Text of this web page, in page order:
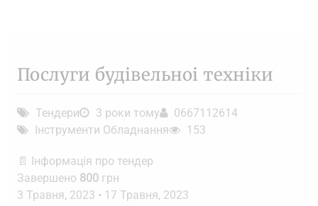
Послуги будівельноі техніки
Тендери 3 роки тому
0667112614
Інструменти Обладнання
153
📄 Інформація про тендер
Завершено 800 грн
3 Травня, 2023 • 17 Травня, 2023